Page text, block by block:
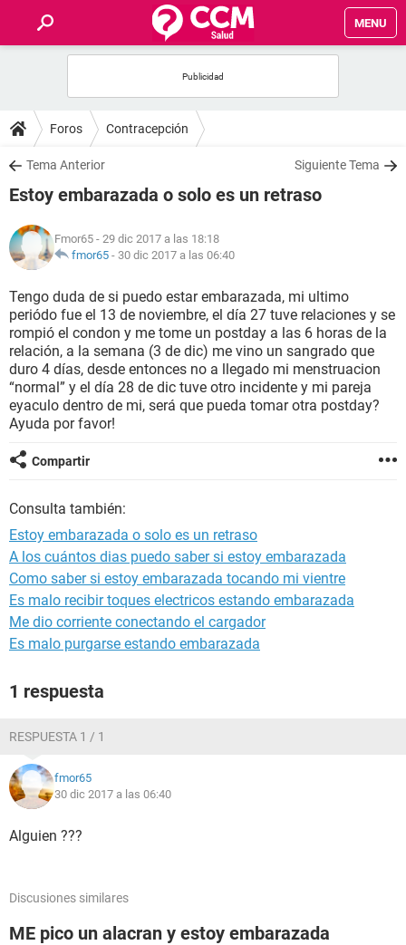
MENU
FOROS
SALUD
FAMILIA
NUTRICIÓN
BIENESTAR
SEXUALIDAD
GLOSARIO
Foros Contracepción
Tema Anterior Siguiente Tema
Estoy embarazada o solo es un retraso
Fmor65 - 29 dic 2017 a las 18:18
fmor65 - 30 dic 2017 a las 06:40
Tengo duda de si puedo estar embarazada, mi ultimo
periódo fue el 13 de noviembre, el día 27 tuve relaciones y se
rompió el condon y me tome un postday a las 6 horas de la
relación, a la semana (3 de dic) me vino un sangrado que
duro 4 días, desde entonces no a llegado mi menstruacion
“normal” y el día 28 de dic tuve otro incidente y mi pareja
eyaculo dentro de mi, será que pueda tomar otra postday?
Ayuda por favor!
Compartir
Consulta también:
Estoy embarazada o solo es un retraso
A los cuántos dias puedo saber si estoy embarazada
Como saber si estoy embarazada tocando mi vientre
Es malo recibir toques electricos estando embarazada
Me dio corriente conectando el cargador
Es malo purgarse estando embarazada
1 respuesta
RESPUESTA 1 / 1
fmor65
30 dic 2017 a las 06:40
Alguien ???
Discusiones similares
ME pico un alacran y estoy embarazada